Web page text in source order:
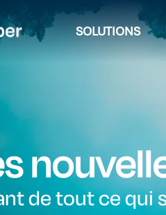
SOLUTIONS
de tout ce qui